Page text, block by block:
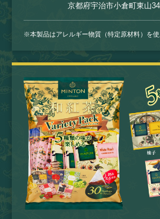
京都府宇治市小倉町東山
※本製品はアレルギー物質（特定原材料）を使